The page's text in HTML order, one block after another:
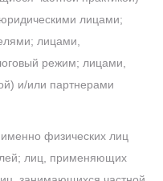
лицами;
лицами,
режим; лицами,
и/или партнерами
физических лиц
лиц, применяющих